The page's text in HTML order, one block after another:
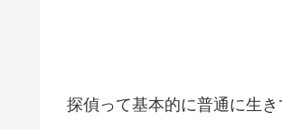
探偵って基本的に普通に生